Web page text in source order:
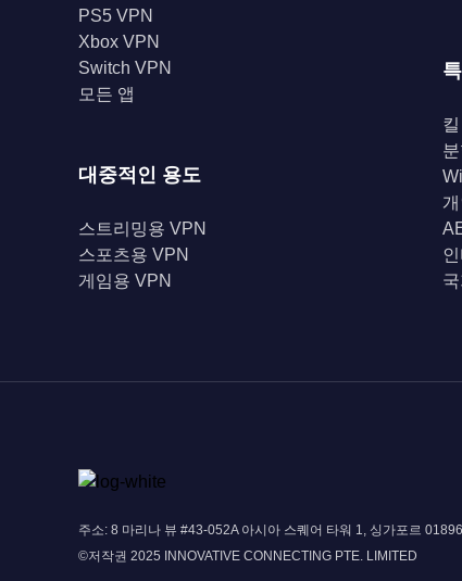
PS5 VPN
Xbox VPN
Switch VPN
모든 앱
대중적인 용도
스트리밍용 VPN
스포츠용 VPN
게임용 VPN
주소: 8 마리나 뷰 #43-052A 아시아 스퀘어 타워 1, 싱가포르
©저작권 2025 INNOVATIVE CONNECTING PTE. LIMITED